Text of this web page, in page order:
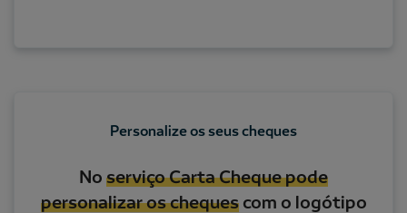
Personalize os seus cheques
No serviço Carta Cheque pode
personalizar os chequescom o logótipo